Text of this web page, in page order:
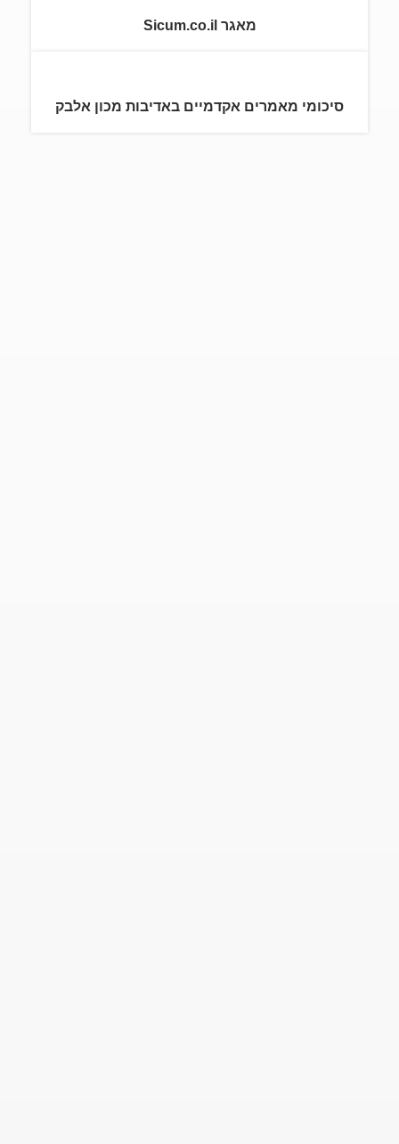
מאגר Sicum.co.il
סיכומי מאמרים אקדמיים באדיבות מכון אלבק